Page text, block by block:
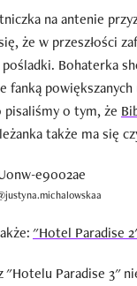
na antenie
że w przeszłości
Bohaterka
fanką
o tym, że
także ma się
"Hotel Paradise
"Hotelu Paradise 3"